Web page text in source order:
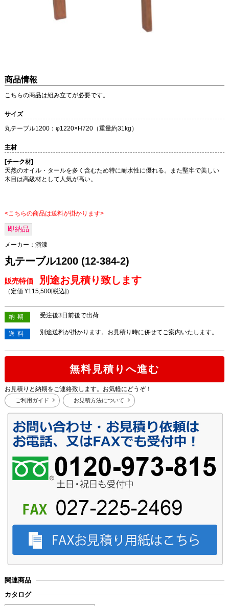
商品情報
こちらの商品は組み立てが必要です。
サイズ
丸テーブル1200：φ1220×H720（重量約31kg）
主材
[チーク材]
天然のオイル・タールを多く含むため特に耐水性に優れる。また堅牢で美しい
木目は高級材として人気が高い。
<こちらの商品は送料が掛かります>
即納品
メーカー： 演漆
丸テーブル1200 (12-384-2)
販売特価 別途お見積り致します
（定価 ¥115,500[税込] ）
納期 受注後3日前後で出荷
送料 別途送料が掛かります。お見積り時に併せてご案内いたします。
無料見積りへ進む
お見積りと納期をご連絡致します。お気軽にどうぞ！
ご利用ガイド お見積方法について
関連商品
カタログ